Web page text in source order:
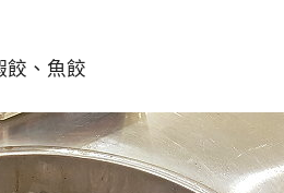
餃、魚餃